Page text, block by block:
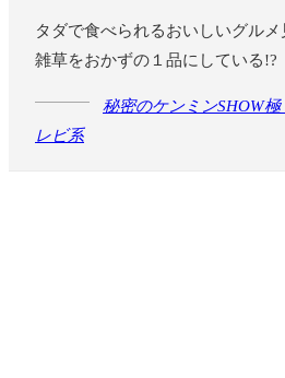
タダで食べられるおいしいグル
雑草をおかずの１品にしている!?
秘密のケンミンSHOW
レビ系